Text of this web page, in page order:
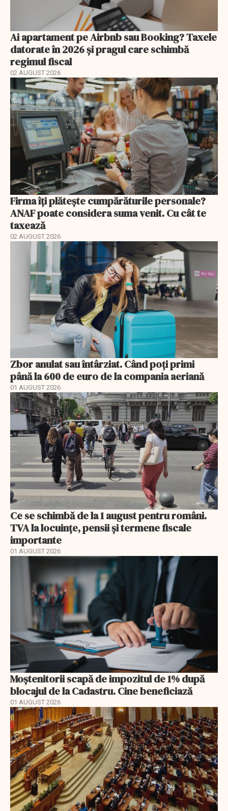
Ai apartament pe Airbnb sau Booking? Taxele
datorate în 2026 și pragul care schimbă
regimul fiscal
02 AUGUST 2026
Firma îți plătește cumpărăturile personale?
ANAF poate considera suma venit. Cu cât te
taxează
02 AUGUST 2026
Zbor anulat sau întârziat. Când poți primi
până la 600 de euro de la compania aeriană
01 AUGUST 2026
Ce se schimbă de la 1 august pentru români.
TVA la locuințe, pensii și termene fiscale
importante
01 AUGUST 2026
Moștenitorii scapă de impozitul de 1% după
blocajul de la Cadastru. Cine beneficiază
01 AUGUST 2026